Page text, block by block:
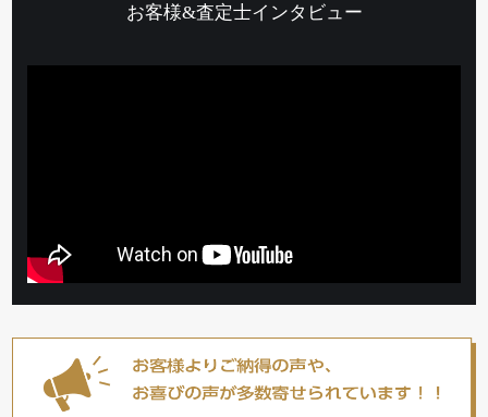
お客様&査定士インタビュー